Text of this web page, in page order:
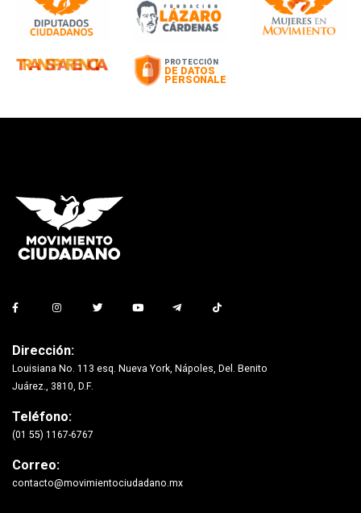
Dirección:
Louisiana No. 113 esq. Nueva York, Nápoles, Del. Benito
Juárez., 3810, D.F.
Teléfono:
(01 55) 1167-6767
Correo:
contacto@movimientociudadano.mx